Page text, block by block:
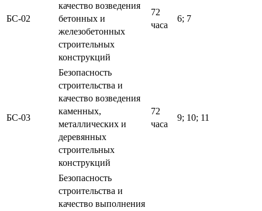
БС-02
качество возведения
бетонных и
железобетонных
строительных
конструкций
72
часа
6; 7
БС-03
Безопасность
строительства и
качество возведения
каменных,
металлических и
деревянных
строительных
конструкций
72
часа
9; 10; 11
Безопасность
строительства и
качество выполнения